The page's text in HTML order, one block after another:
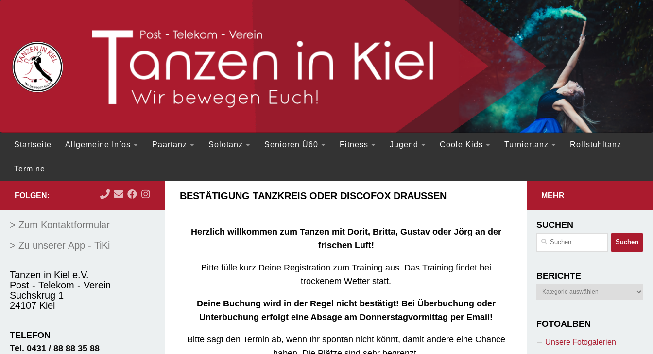
Startseite Allgemeine Infos Paartanz Solotanz Senioren Ü60 Fitness Jugend Coole Kids Turniertanz Rollstuhltanz
Termine
BESTÄTIGUNG TANZKREIS ODER DISCOFOX DRAUSSEN
Herzlich willkommen zum Tanzen mit Dorit, Britta, Gustav oder Jörg an der
frischen Luft!
Bitte fülle kurz Deine Registration zum Training aus. Das Training findet bei
trockenem Wetter statt.
Deine Buchung wird in der Regel nicht bestätigt! Bei Überbuchung oder
Unterbuchung erfolgt eine Absage am Donnerstagvormittag per Email!
Bitte sagt den Termin ab, wenn Ihr spontan nicht könnt, damit andere eine Chance
FOLGEN:
> Zum Kontaktformular
> Zu unserer App - TiKi
Tanzen in Kiel e.V.
Post - Telekom - Verein
Suchskrug 1
24107 Kiel
TELEFON
Tel. 0431 / 88 88 35 88
MEHR
SUCHEN
Suchen
BERICHTE
Berichte
FOTOALBEN
Unsere Fotogalerien